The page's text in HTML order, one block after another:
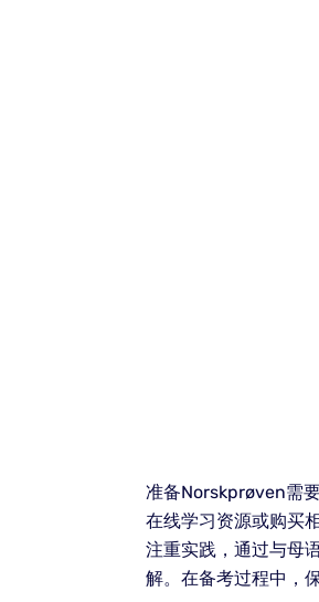
准备Norskprøven需
在线学习资源或购买
注重实践，通过与母
解。在备考过程中，